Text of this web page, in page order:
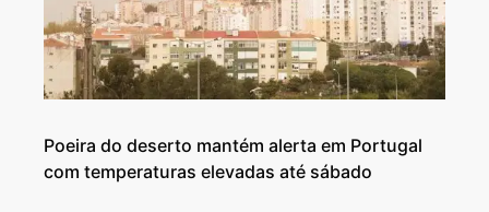
Poeira do deserto mantém alerta em Portugal
com temperaturas elevadas até sábado